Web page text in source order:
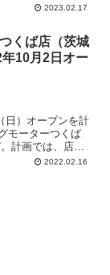
2023.02.17
くば店（茨城
10月2日オー
日）オープンを計
モーターつくば
計画では、店舗
場：30台、営業
2022.02.16